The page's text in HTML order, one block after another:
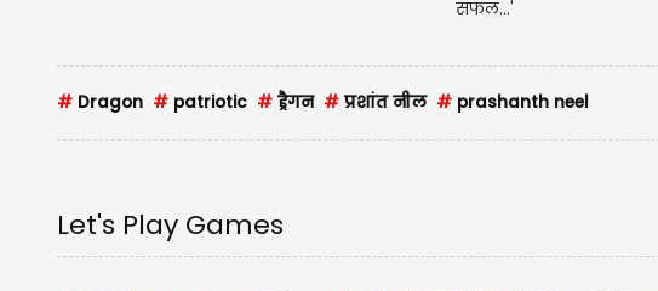
# Dragon # patriotic # ड्रैगन # प्रशांत नील # prashanth neel
Let's Play Games